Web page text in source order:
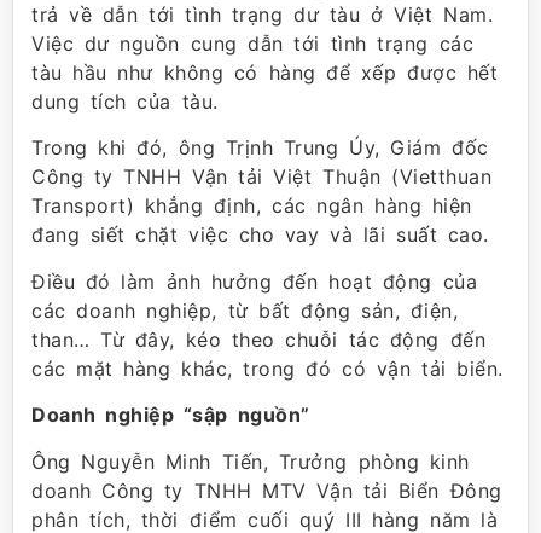
trả về dẫn tới tình trạng dư tàu ở Việt Nam.
Việc dư nguồn cung dẫn tới tình trạng các
tàu hầu như không có hàng để xếp được hết
dung tích của tàu.
Trong khi đó, ông Trịnh Trung Úy, Giám đốc
Công ty TNHH Vận tải Việt Thuận (Vietthuan
Transport) khẳng định, các ngân hàng hiện
đang siết chặt việc cho vay và lãi suất cao.
Điều đó làm ảnh hưởng đến hoạt động của
các doanh nghiệp, từ bất động sản, điện,
than… Từ đây, kéo theo chuỗi tác động đến
các mặt hàng khác, trong đó có vận tải biển.
Doanh nghiệp “sập nguồn”
Ông Nguyễn Minh Tiến, Trưởng phòng kinh
doanh Công ty TNHH MTV Vận tải Biển Đông
phân tích, thời điểm cuối quý III hàng năm là